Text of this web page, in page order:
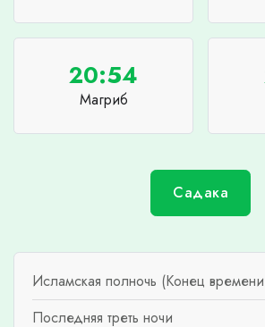
20:54
Магриб
Садака
Исламская полночь (Конец
Последняя треть ночи